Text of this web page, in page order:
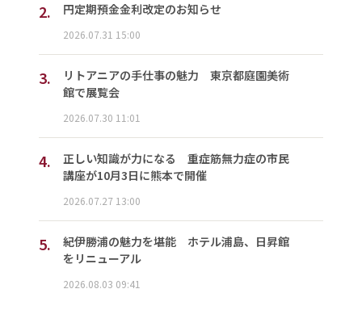
2. 円定期預金金利改定のお知らせ
2026.07.31 15:00
3.
リトアニアの手仕事の魅力 東京都庭園美術
館で展覧会
2026.07.30 11:01
4.
正しい知識が力になる 重症筋無力症の市民
講座が10月3日に熊本で開催
2026.07.27 13:00
5.
紀伊勝浦の魅力を堪能 ホテル浦島、日昇館
をリニューアル
2026.08.03 09:41